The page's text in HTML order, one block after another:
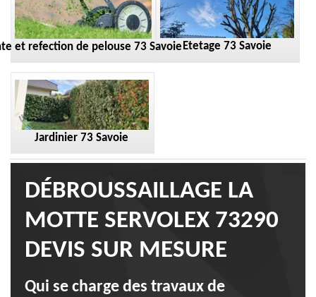
et refection de pelouse 73 Savoie Etetage 73 Savoie
Jardinier 73 Savoie
DÉBROUSSAILLAGE LA
MOTTE SERVOLEX 73290
DEVIS SUR MESURE
Qui se charge des travaux de